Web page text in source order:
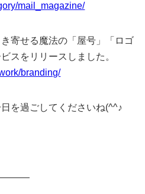
mail_magazine/
寄せる魔法の「屋号」「ロゴ
スをリリースしました。
branding/
を過ごしてくださいね(^^♪